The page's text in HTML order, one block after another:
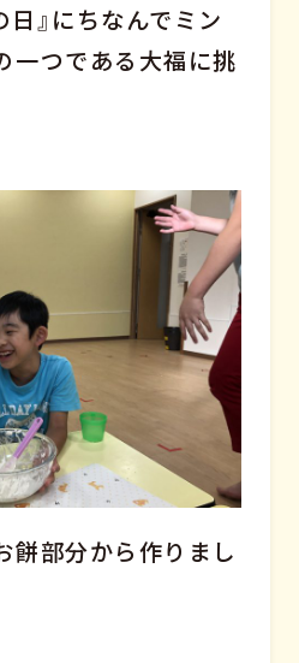
』にちなんでミン
一つである大福に挑
餅部分から作りまし